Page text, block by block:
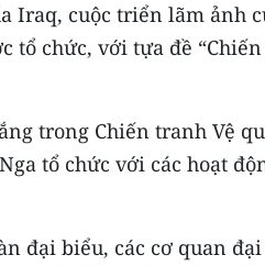
Iraq, cuộc triển lãm ảnh
tổ chức, với tựa đề “Chiến
trong Chiến tranh Vệ
tổ chức với các hoạt
đại biểu, các cơ quan đại